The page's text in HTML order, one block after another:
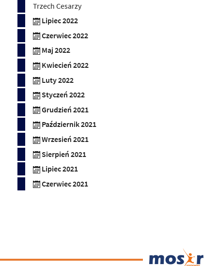
Trzech Cesarzy
Lipiec 2022
Czerwiec 2022
Maj 2022
Kwiecień 2022
Luty 2022
Styczeń 2022
Grudzień 2021
Październik 2021
Wrzesień 2021
Sierpień 2021
Lipiec 2021
Czerwiec 2021